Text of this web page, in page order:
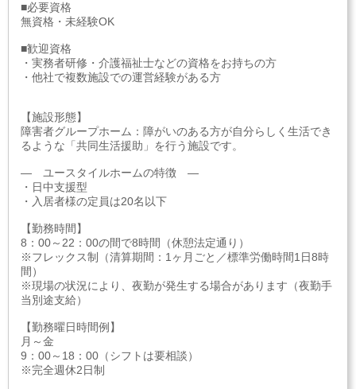
■必要資格
無資格・未経験OK
■歓迎資格
・実務者研修・介護福祉士などの資格をお持ちの方
・他社で複数施設での運営経験がある方
【施設形態】
障害者グループホーム：障がいのある方が自分らしく生活でき
るような「共同生活援助」を行う施設です。
― ユースタイルホームの特徴 ―
・日中支援型
・入居者様の定員は20名以下
【勤務時間】
8：00～22：00の間で8時間（休憩法定通り）
※フレックス制（清算期間：1ヶ月ごと／標準労働時間1日8時
間）
※現場の状況により、夜勤が発生する場合があります（夜勤手
当別途支給）
【勤務曜日時間例】
月～金
9：00～18：00（シフトは要相談）
※完全週休2日制